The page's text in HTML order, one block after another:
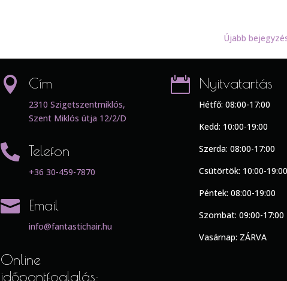
Újabb
 Cím
2310 Szigetszentmiklós,
Szent Miklós útja 12/2/D
 Telefon
+36 30-459-7870
 Email
info@fantastichair.hu
Online
időpontfoglalás:
 Nyitvatartás
Hétfő: 08:00-17:00
Kedd: 10:00-19:00
Szerda: 08:00-17:00
Csütörtök: 10:00-19:00
Péntek: 08:00-19:00
Szombat: 09:00-17:00
Vasárnap: ZÁRVA